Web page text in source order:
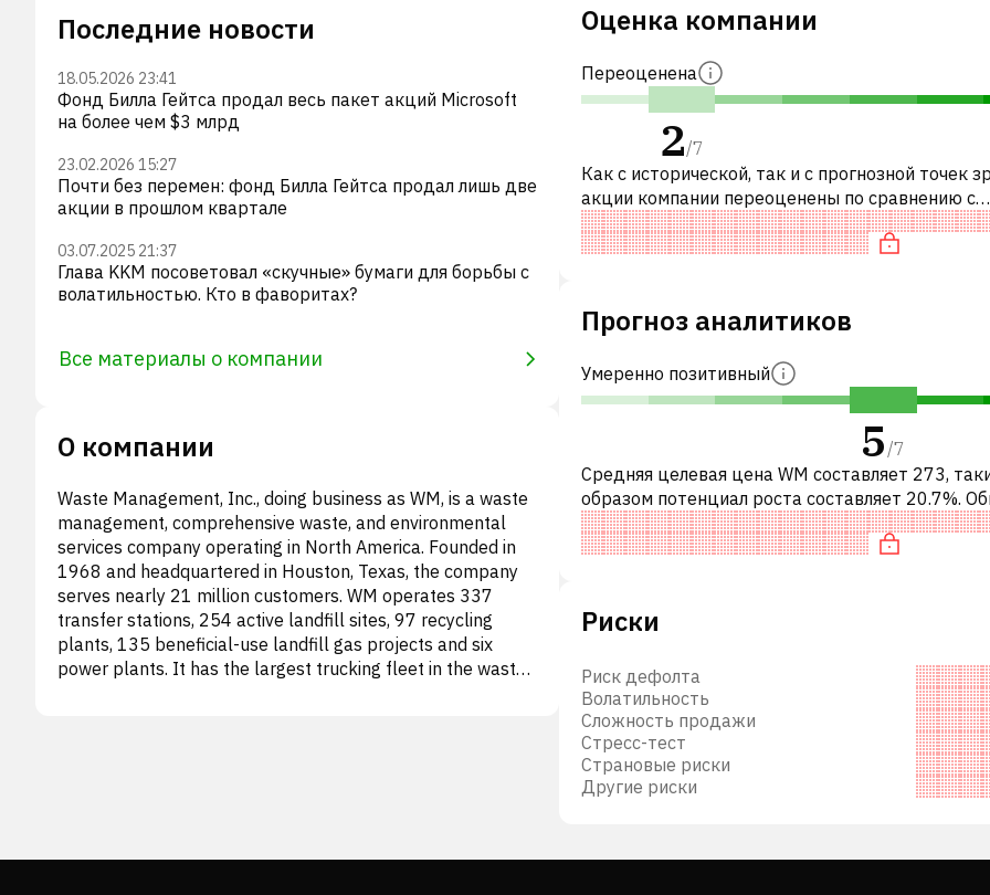
Последние новости
18.05.2026 23:41
Фонд Билла Гейтса продал весь пакет акций Microsoft
на более чем $3 млрд
23.02.2026 15:27
Почти без перемен: фонд Билла Гейтса продал лишь две
акции в прошлом квартале
03.07.2025 21:37
Глава KKM посоветовал «скучные» бумаги для борьбы с
волатильностью. Кто в фаворитах?
Все материалы о компании
О компании
Waste Management, Inc., doing business as WM, is a waste
management, comprehensive waste, and environmental
services company operating in North America. Founded in
1968 and headquartered in Houston, Texas, the company
serves nearly 21 million customers. WM operates 337
transfer stations, 254 active landfill sites, 97 recycling
plants, 135 beneficial-use landfill gas projects and six
power plants. It has the largest trucking fleet in the waste
1998 году. - На 31 декабря 2021 года компания
Оценка компании
Переоценена
2/7
Как с исторической, так и с прогнозной точек
акции компании переоценены по сравнению с
аналогичными акциями. В частности, акция
справедливо оценена по P/E, нейтрал
Прогноз аналитиков
Умеренно позитивный
5/7
Средняя целевая цена WM составляет 273,
образом потенциал роста составляет 20.7%.
это означает рекомендацию «ПОКУПАТЬ»
инвестиционных компаний или реко
Риски
Риск дефолта
Волатильность
Сложность продажи
Стресс-тест
Страновые риски
Другие риски